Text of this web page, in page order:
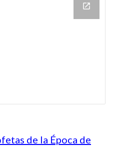
de la Época de